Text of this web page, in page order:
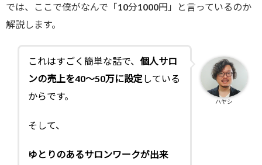
では、ここで僕がなんで「10分1000円」と言っているのか
解説します。
これはすごく簡単な話で、 個人サロ
ンの売上を40～50万に設定 している
からです。
そして、
ゆとりのあるサロンワークが出来
ハヤシ